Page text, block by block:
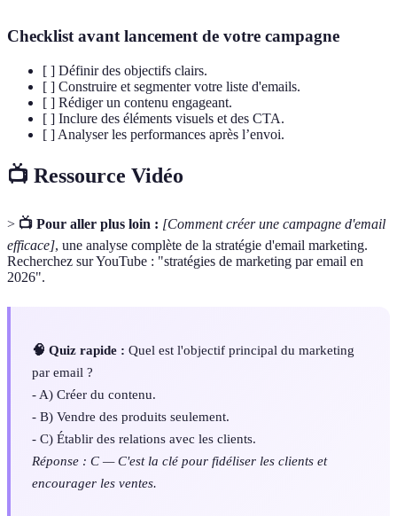
Checklist avant lancement de votre campagne
[ ] Définir des objectifs clairs.
[ ] Construire et segmenter votre liste d'emails.
[ ] Rédiger un contenu engageant.
[ ] Inclure des éléments visuels et des CTA.
[ ] Analyser les performances après l’envoi.
📺 Ressource Vidéo
> 📺 Pour aller plus loin : [Comment créer une campagne d'email
efficace], une analyse complète de la stratégie d'email marketing.
Recherchez sur YouTube : "stratégies de marketing par email en
2026".
🧠 Quiz rapide : Quel est l'objectif principal du marketing
par email ?
- A) Créer du contenu.
- B) Vendre des produits seulement.
- C) Établir des relations avec les clients.
Réponse : C — C'est la clé pour fidéliser les clients et
encourager les ventes.